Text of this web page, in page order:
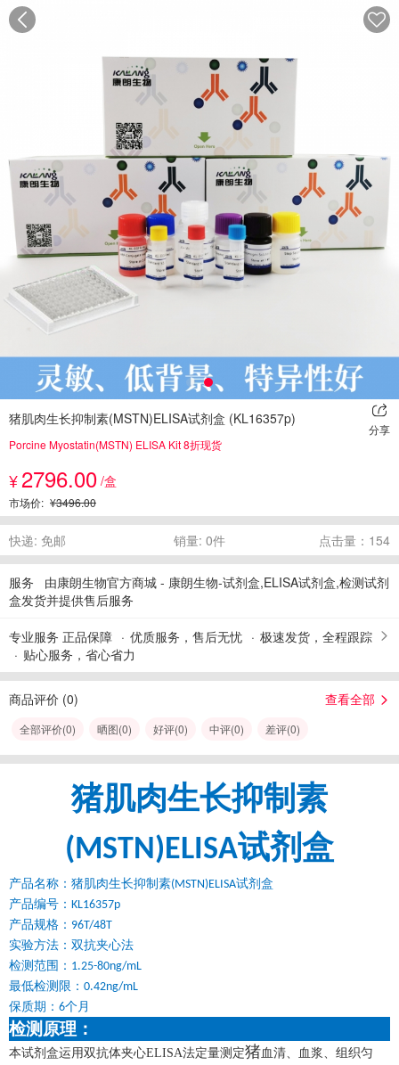
猪肌肉生长抑制素(MSTN)ELISA试剂盒 (KL16357p)
分享
Porcine Myostatin(MSTN) ELISA Kit 8折现货
¥2796.00 /盒
市场价: ¥3496.00
快递: 免邮 销量: 0件 点击量：154
服务
由康朗生物官方商城 - 康朗生物-试剂盒,ELISA试剂盒,检测试剂
盒发货并提供售后服务
专业服务 正品保障 优质服务，售后无忧
极速发货，全程跟踪
贴心服务，省心省力
商品评价 (0) 查看全部
全部评价(0) 晒图(0) 好评(0) 中评(0) 差评(0)
猪肌肉生长抑制素
(MSTN)ELISA试剂盒
产品名称：猪肌肉生长抑制素(MSTN)ELISA试剂盒
产品编号： KL16357p
产品规格： 96T/48T
实验方法：双抗夹心法
检测范围： 1.25-80ng/mL
最低检测限： 0.42ng/mL
保质期： 6个月
检测原理：
本试剂盒运用双抗体夹心ELISA法定量测定猪血清、血浆、组织匀